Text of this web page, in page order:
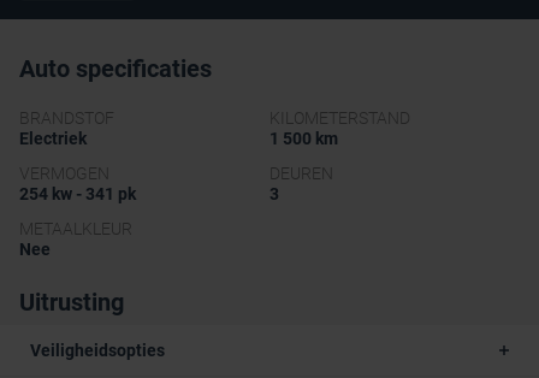
Auto specificaties
BRANDSTOF
Electriek
KILOMETERSTAND
1 500 km
VERMOGEN
254 kw - 341 pk
DEUREN
3
METAALKLEUR
Nee
Uitrusting
Veiligheidsopties